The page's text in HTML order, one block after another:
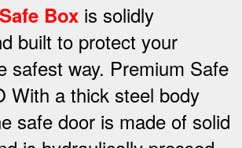
Box is solidly
built to protect your
safest way. Premium Safe
With a thick steel body
safe door is made of solid